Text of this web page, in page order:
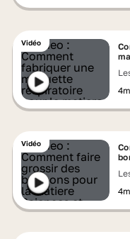
Vidéo
Vidéo